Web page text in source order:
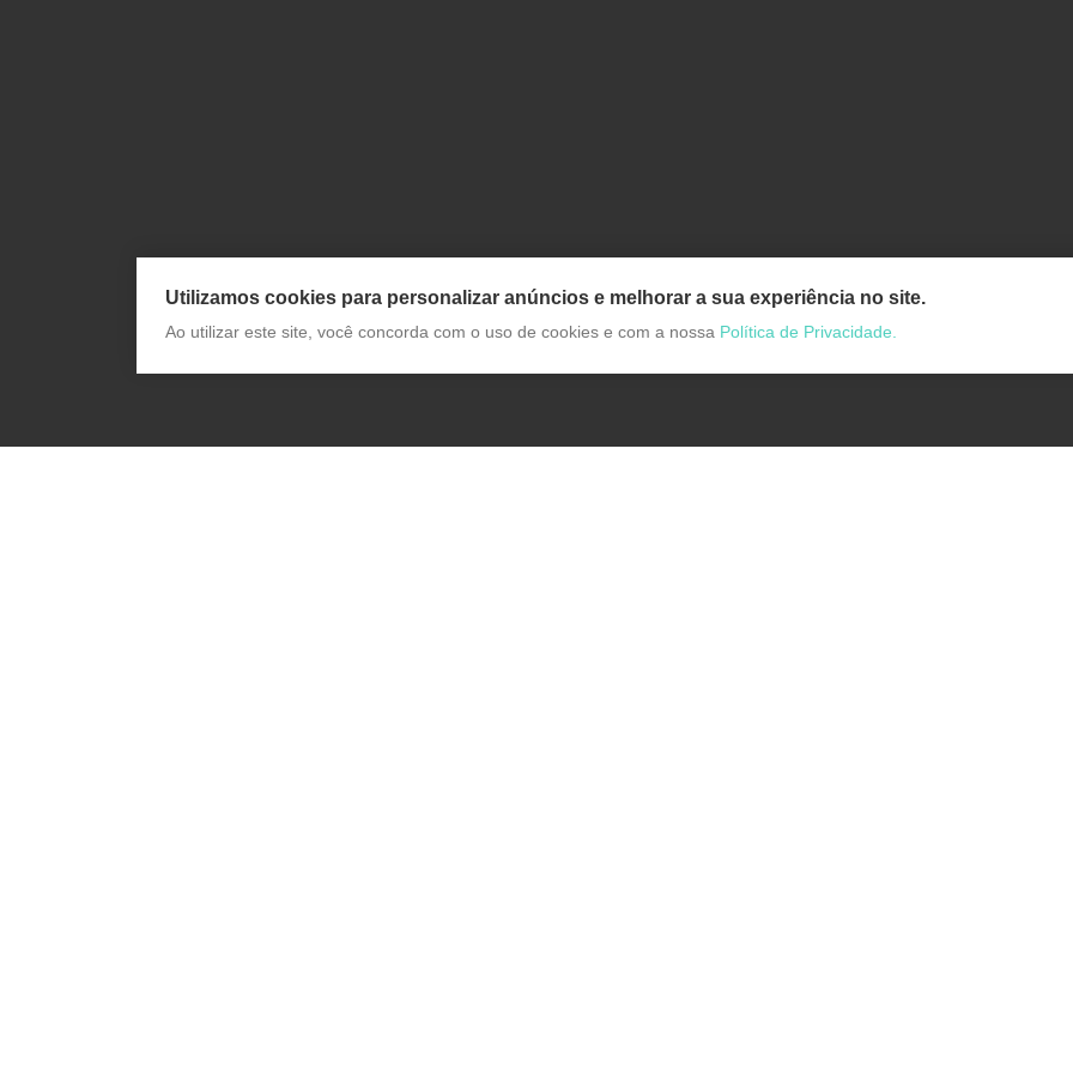
Utilizamos cookies para personalizar anúncios e melhorar a sua experiência no site.
Ao utilizar este site, você concorda com o uso de cookies e com a nossa Política de Privacidade.